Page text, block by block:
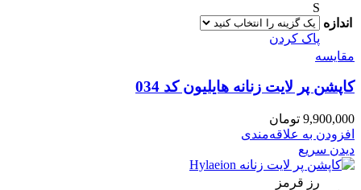
اندازه
S
پاک کردن
مقایسه
کاپشن پر لایت زنانه هایلیون کد 034
9,900,000 تومان
افزودن به علاقه‌مندی
دیدن سریع
رز قرمز